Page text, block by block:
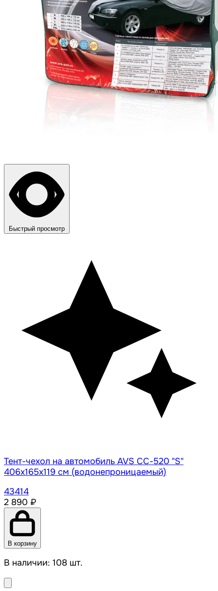
Быстрый просмотр
Тент-чехол на автомобиль AVS СС-520 "S"
406х165х119 см (водонепроницаемый)
43414
2 890 ₽
В корзину
В наличии: 108 шт.